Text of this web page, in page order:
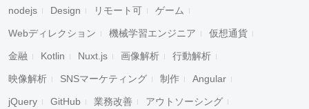
nodejs Design リモート可 ゲーム
Webディレクション 機械学習エンジニア 仮想通貨
金融 Kotlin Nuxt.js 画像解析 行動解析
映像解析 SNSマーケティング 制作 Angular
jQuery GitHub 業務改善 アウトソーシング